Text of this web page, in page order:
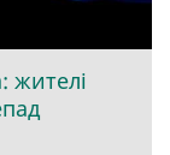
жителі